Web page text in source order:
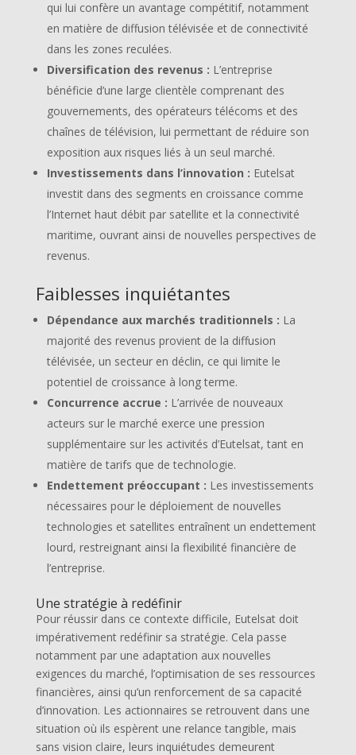
qui lui confère un avantage compétitif, notamment
en matière de diffusion télévisée et de connectivité
dans les zones reculées.
Diversification des revenus : L’entreprise
bénéficie d’une large clientèle comprenant des
gouvernements, des opérateurs télécoms et des
chaînes de télévision, lui permettant de réduire son
exposition aux risques liés à un seul marché.
Investissements dans l’innovation : Eutelsat
investit dans des segments en croissance comme
l’Internet haut débit par satellite et la connectivité
maritime, ouvrant ainsi de nouvelles perspectives de
revenus.
Faiblesses inquiétantes
Dépendance aux marchés traditionnels : La
majorité des revenus provient de la diffusion
télévisée, un secteur en déclin, ce qui limite le
potentiel de croissance à long terme.
Concurrence accrue : L’arrivée de nouveaux
acteurs sur le marché exerce une pression
supplémentaire sur les activités d’Eutelsat, tant en
matière de tarifs que de technologie.
Endettement préoccupant : Les investissements
nécessaires pour le déploiement de nouvelles
technologies et satellites entraînent un endettement
lourd, restreignant ainsi la flexibilité financière de
l’entreprise.
Une stratégie à redéfinir
Pour réussir dans ce contexte difficile, Eutelsat doit
impérativement redéfinir sa stratégie. Cela passe
notamment par une adaptation aux nouvelles
exigences du marché, l’optimisation de ses ressources
financières, ainsi qu’un renforcement de sa capacité
d’innovation. Les actionnaires se retrouvent dans une
situation où ils espèrent une relance tangible, mais
sans vision claire, leurs inquiétudes demeurent